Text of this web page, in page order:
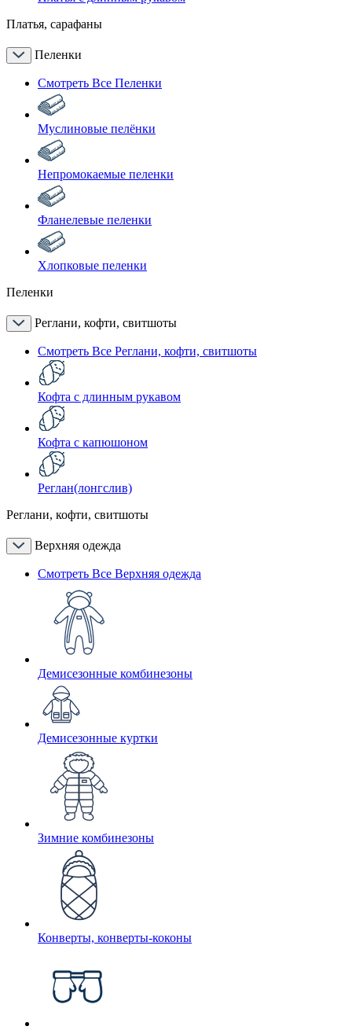
Платья, сарафаны
Пеленки
Смотреть Все Пеленки
Муслиновые пелёнки
Непромокаемые пеленки
Фланелевые пеленки
Хлопковые пеленки
Пеленки
Реглани, кофти, свитшоты
Смотреть Все Реглани, кофти, свитшоты
Кофта с длинным рукавом
Кофта с капюшоном
Реглан(лонгслив)
Реглани, кофти, свитшоты
Верхняя одежда
Смотреть Все Верхняя одежда
Демисезонные комбинезоны
Демисезонные куртки
Зимние комбинезоны
Конверты, конверты-коконы